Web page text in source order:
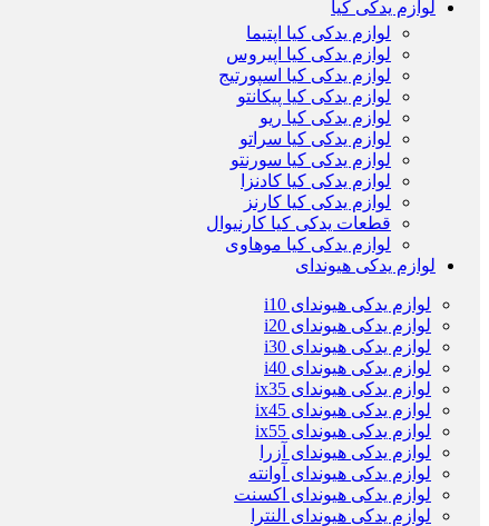
لوازم یدکی کیا
لوازم یدکی کیا اپتیما
لوازم یدکی کیا اپیروس
لوازم یدکی کیا اسپورتیج
لوازم یدکی کیا پیکانتو
لوازم یدکی کیا ریو
لوازم یدکی کیا سراتو
لوازم یدکی کیا سورنتو
لوازم یدکی کیا کادنزا
لوازم یدکی کیا کارنز
قطعات یدکی کیا کارنیوال
لوازم یدکی کیا موهاوی
لوازم یدکی هیوندای
لوازم یدکی هیوندای i10
لوازم یدکی هیوندای i20
لوازم یدکی هیوندای i30
لوازم یدکی هیوندای i40
لوازم یدکی هیوندای ix35
لوازم یدکی هیوندای ix45
لوازم یدکی هیوندای ix55
لوازم یدکی هیوندای آزرا
لوازم یدکی هیوندای آوانته
لوازم یدکی هیوندای اکسنت
لوازم یدکی هیوندای النترا